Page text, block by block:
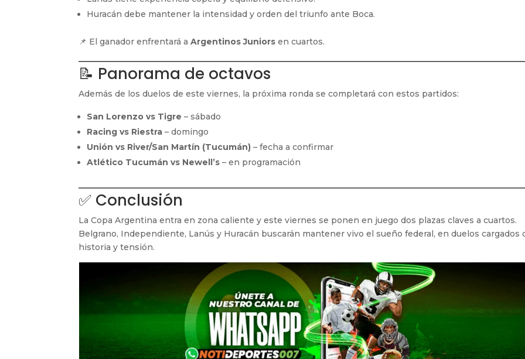
Huracán debe mantener la intensidad y orden del triunfo ante Boca.
📌 El ganador enfrentará aArgentinos Juniors en cuartos.
📝 Panorama de octavos
Además de los duelos de este viernes, la próxima ronda se completará con estos partidos:
San Lorenzo vs Tigre – sábado
Racing vs Riestra – domingo
Unión vs River/San Martín (Tucumán) – fecha a confirmar
Atlético Tucumán vs Newell’s – en programación
✅ Conclusión
La Copa Argentina entra en zona caliente y este viernes se ponen en juego dos plazas claves a cuartos.
Belgrano, Independiente, Lanús y Huracán buscarán mantener vivo el sueño federal, en duelos cargados
historia y tensión.